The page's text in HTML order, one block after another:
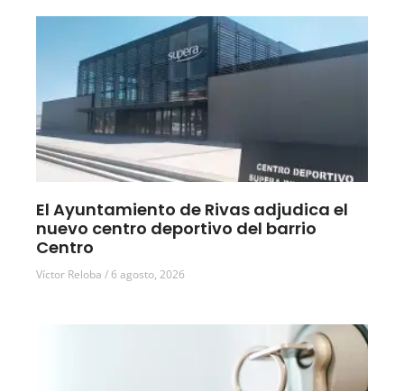
El Ayuntamiento de Rivas adjudica el
nuevo centro deportivo del barrio
Centro
Víctor Reloba 6 agosto, 2026